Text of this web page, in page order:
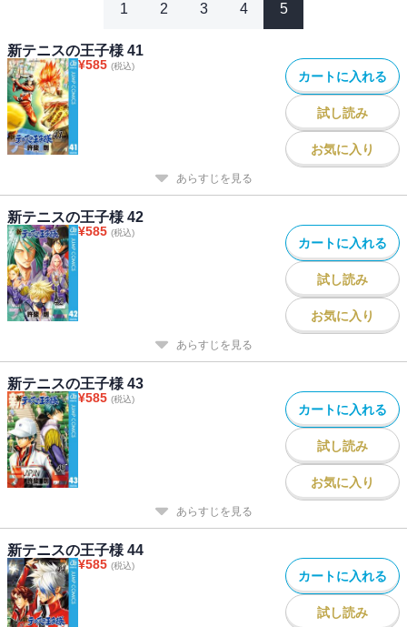
1 2 3 4 5
新テニスの王子様 41
¥585 (税込)
カートに入れる
試し読み
お気に入り
あらすじを見る
新テニスの王子様 42
¥585 (税込)
カートに入れる
試し読み
お気に入り
あらすじを見る
新テニスの王子様 43
¥585 (税込)
カートに入れる
試し読み
お気に入り
あらすじを見る
新テニスの王子様 44
¥585 (税込)
カートに入れる
試し読み